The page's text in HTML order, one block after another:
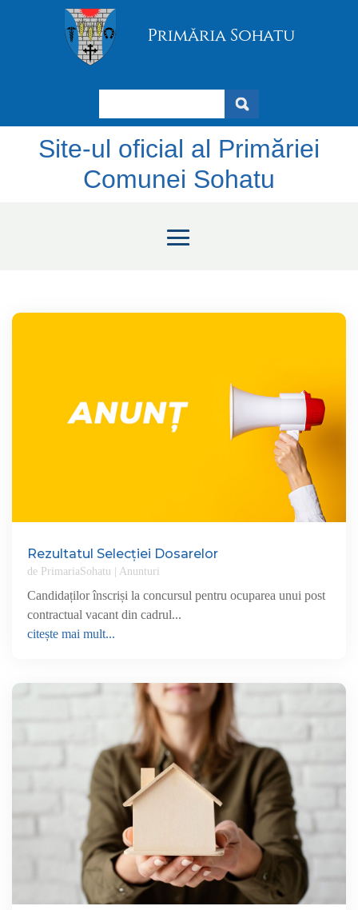
Site-ul oficial al Primăriei
Comunei Sohatu
Rezultatul Selecției Dosarelor
de PrimariaSohatu | Anunturi
Candidaților înscriși la concursul pentru ocuparea unui post
contractual vacant din cadrul...
citește mai mult...